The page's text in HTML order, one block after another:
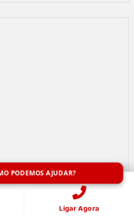
de Caixa de Água
PODEMOS AJUDAR?
Ligar Agora